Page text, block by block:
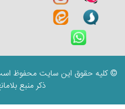
© کلیه حقوق این سایت محفوظ است
ذکر منبع